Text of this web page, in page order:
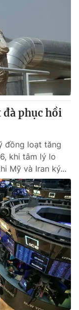
đà phục hồi
đồng loạt tăng
khi tâm lý lo
Mỹ và Iran ký...